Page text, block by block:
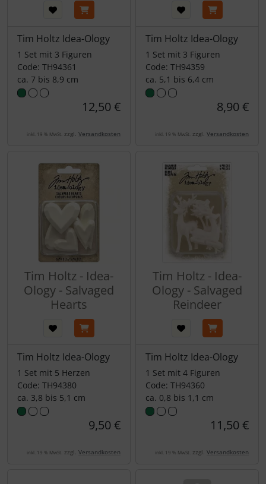
Tim Holtz Idea-Ology
1 Set mit 3 Figuren
Code: TH94361
ca. 7 bis 8,9 cm
12,50 €
inkl. 19 % MwSt. zzgl. Versandkosten
Tim Holtz Idea-Ology
1 Set mit 3 Figuren
Code: TH94359
ca. 5,1 bis 6,4 cm
8,90 €
inkl. 19 % MwSt. zzgl. Versandkosten
Tim Holtz - Idea-
Ology - Salvaged
Hearts
Tim Holtz Idea-Ology
1 Set mit 5 Herzen
Code: TH94380
ca. 3,8 bis 5,1 cm
9,50 €
inkl. 19 % MwSt. zzgl. Versandkosten
Tim Holtz - Idea-
Ology - Salvaged
Reindeer
Tim Holtz Idea-Ology
1 Set mit 4 Figuren
Code: TH94360
ca. 0,8 bis 1,1 cm
11,50 €
inkl. 19 % MwSt. zzgl. Versandkosten